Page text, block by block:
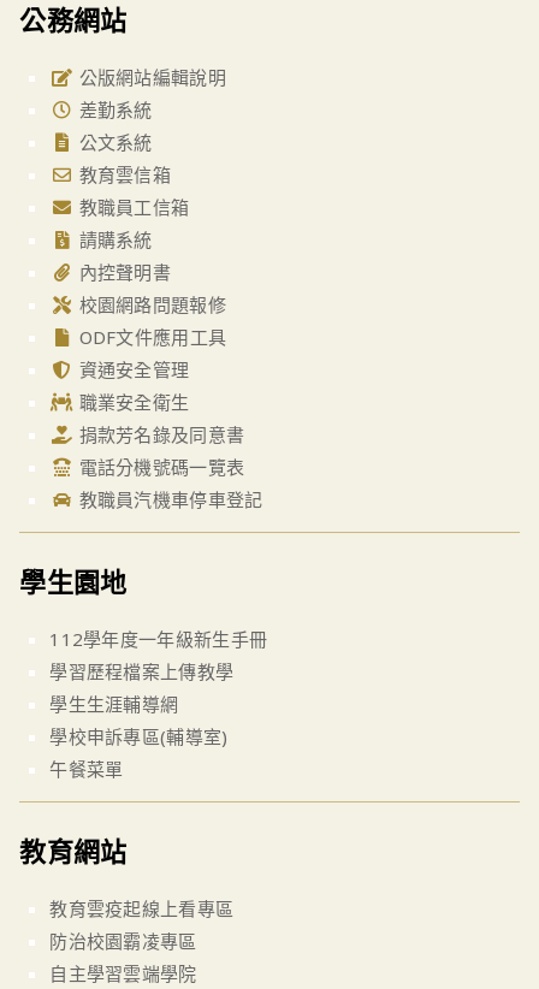
公務網站
公版網站編輯說明
差勤系統
公文系統
教育雲信箱
教職員工信箱
請購系統
內控聲明書
校園網路問題報修
ODF文件應用工具
資通安全管理
職業安全衛生
捐款芳名錄及同意書
電話分機號碼一覽表
教職員汽機車停車登記
學生園地
112學年度一年級新生手冊
學習歷程檔案上傳教學
學生生涯輔導網
學校申訴專區(輔導室)
午餐菜單
教育網站
教育雲疫起線上看專區
防治校園霸凌專區
自主學習雲端學院